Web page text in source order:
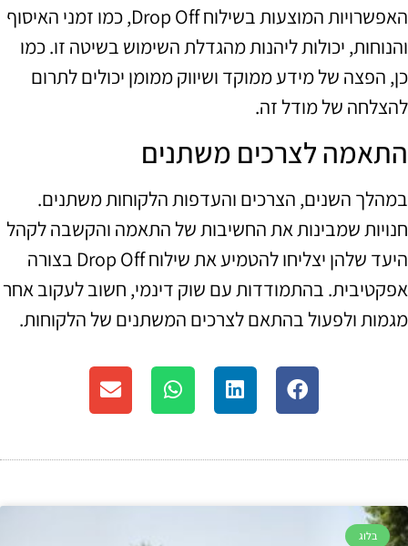
האפשרויות המוצעות בשילוח Drop Off, כמו זמני האיסוף
והנוחות, יכולות ליהנות מהגדלת השימוש בשיטה זו. כמו
כן, הפצה של מידע ממוקד ושיווק ממומן יכולים לתרום
להצלחה של מודל זה.
התאמה לצרכים משתנים
במהלך השנים, הצרכים והעדפות הלקוחות משתנים.
חנויות שמבינות את החשיבות של התאמה והקשבה לקהל
היעד שלהן יצליחו להטמיע את שילוח Drop Off בצורה
אפקטיבית. בהתמודדות עם שוק דינמי, חשוב לעקוב אחר
מגמות ולפעול בהתאם לצרכים המשתנים של הלקוחות.
בלוג